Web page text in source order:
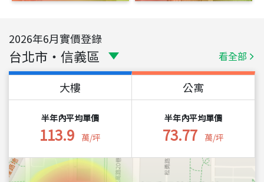
2026年6月實價登錄
台北市 ・ 信義區 看全部
大樓
半年內平均單價
113.9 萬/坪
公寓
半年內平均單價
73.77 萬/坪